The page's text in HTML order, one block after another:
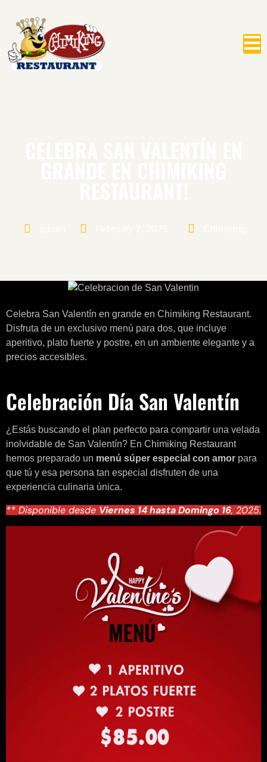
Celebra San Valentín en grande en Chimiking Restaurant.
Disfruta de un exclusivo menú para dos, que incluye
aperitivo, plato fuerte y postre, en un ambiente elegante y a
precios accesibles.
Celebración Día San Valentín
¿Estás buscando el plan perfecto para compartir una velada
inolvidable de San Valentín? En Chimiking Restaurant
hemos preparado un menú súper especial con amor para
que tú y esa persona tan especial disfruten de una
experiencia culinaria única.
** Disponible desde Viernes 14 hasta Domingo 16, 2025.